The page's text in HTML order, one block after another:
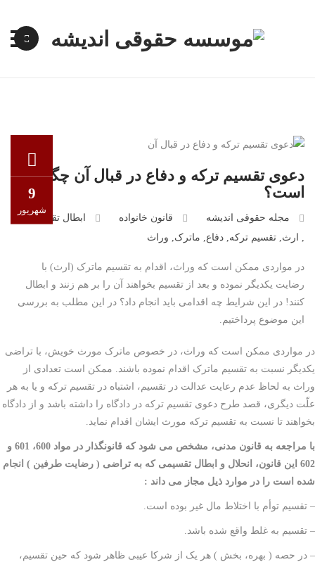
9
شهریور
دعوی تقسیم ترکه و دفاع در قبال آن چگونه
است؟
مجله حقوقی اندیشه قانون خانواده
ابطال تقسیم ترکه
,
ارث, تقسیم ترکه, دفاع, ماترک, وراث
در مواردی ممکن است که وراث، اقدام به تقسیم ماترک (ارث) با
رضایت یکدیگر نموده و بعد از تقسیم بخواهند آن را بر هم زنند و ابطال
کنند! در این شرایط چه اقدامی باید انجام داد؟ در این مطلب به بررسی
این موضوع پرداختیم.
در مواردی ممکن است که وراث، در خصوص ماترک مورث خویش، با تراضی
یکدیگر نسبت به تقسیم ماترک اقدام نموده باشند. ممکن است تعدادی از
وراث به لحاظ عدم رعایت عدالت در تقسیم، اشتباه در تقسیم ترکه و یا به هر
علّت دیگری، قصد طرح دعوی تقسیم ترکه در دادگاه را داشته باشد و از دادگاه
بخواهند تا نسبت به تقسیم ترکه مورث ایشان اقدام نماید.
با مراجعه به قانون مدنی، مشخص می شود که قانونگذار در مواد 600، 601 و
602 این قانون، انحلال و ابطال تقسیمی که به تراضی ( رضایت طرفین ) انجام
شده است را در موارد ذیل مجاز می داند :
– تقسیم توأم با اختلاط مال غیر بوده است.
– تقسیم به غلط واقع شده باشد.
– در حصه ( بهره، بخش ) هر یک از شرکا عیبی ظاهر شود که حین تقسیم،